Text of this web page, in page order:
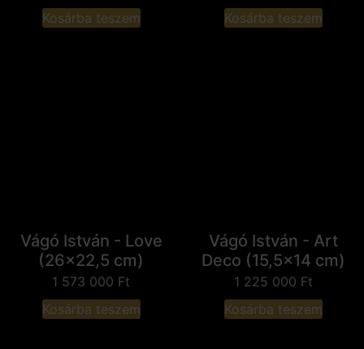
Kosárba teszem
Kosárba teszem
Vágó István - Love
(26x22,5 cm)
1 573 000 Ft
Kosárba teszem
Vágó István - Art
Deco (15,5x14 cm)
1 225 000 Ft
Kosárba teszem